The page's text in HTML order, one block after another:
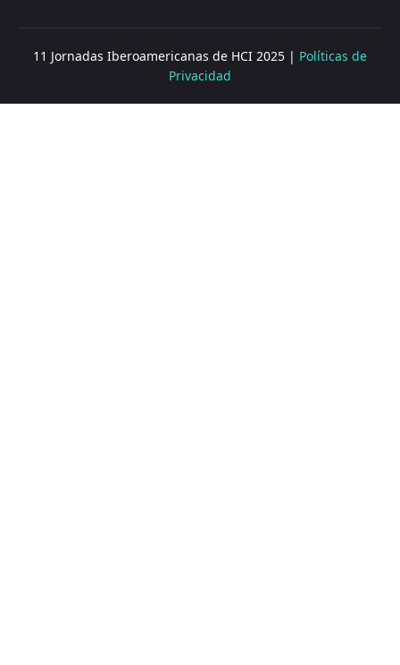
11 Jornadas Iberoamericanas de HCI 2025 | Políticas de
Privacidad